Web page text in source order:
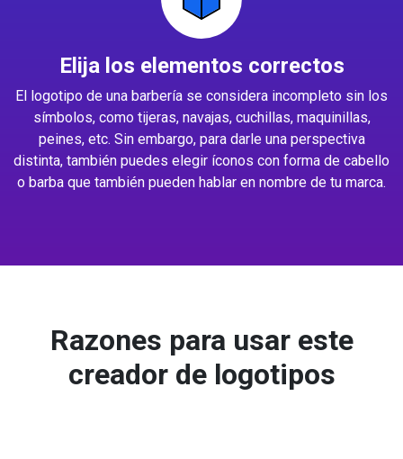
Elija los elementos correctos
El logotipo de una barbería se considera incompleto sin los
símbolos, como tijeras, navajas, cuchillas, maquinillas,
peines, etc. Sin embargo, para darle una perspectiva
distinta, también puedes elegir íconos con forma de cabello
o barba que también pueden hablar en nombre de tu marca.
Razones para usar este
creador de logotipos